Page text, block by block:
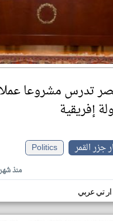
تدرس مشروعا
إفريقية
جزر القمر
Politics
منذ
ار تي عربي